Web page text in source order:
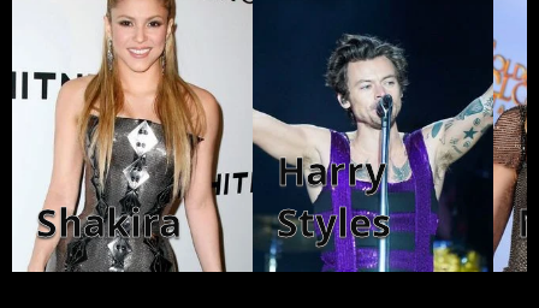
Shakira
Harry
Styles